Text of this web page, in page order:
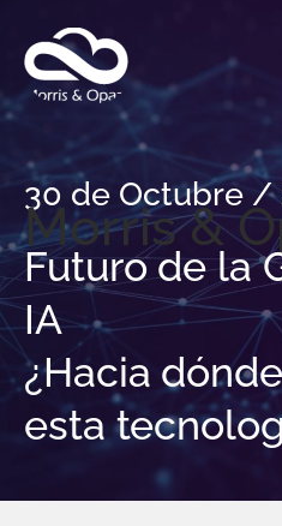
soluciones
30 de Octubre /
Morris &
Futuro de la
IA
¿Hacia
esta